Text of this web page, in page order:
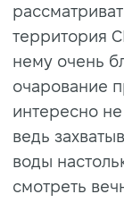
территория
нему очень
очарование
интересно
ведь
воды
смотреть